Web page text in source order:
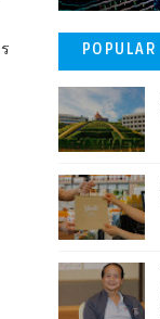
POPULAR
POSTS